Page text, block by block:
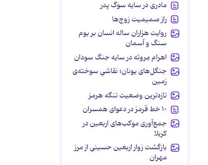
مادری در سایه سوگ پدر
راز صمیمیت زوج‌ها
روایت هزاران ساله انسان بر بوم
سنگ و آسمان
اهرام مِروئه در سایه جنگ سودان
جنگل‌های یونان؛ نقاشیِ سوخته‌ی
زمین
تازه‌ترین وضعیت تنگه هرمز
۱۰ خط قرمز در دعوای همسران
جمع‌آوری موکب‌های اربعین در
کربلا
بازگشت زوار اربعین حسینی از مرز
مهران